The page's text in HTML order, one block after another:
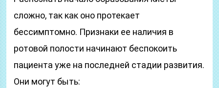
сложно, так как оно протекает
бессимптомно. Признаки ее наличия в
ротовой полости начинают беспокоить
пациента уже на последней стадии развития.
Они могут быть: